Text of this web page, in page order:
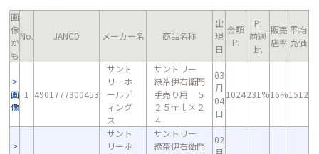
画
像
か
も
No. JANCD メーカー名 商品名称
出
現
日
金額
PI
PI
前週
比
販売
店率
平均
売価
画
像
1 4901777300453
サント
リーホ
ールデ
ィング
ス
サントリー
緑茶伊右衛門
手売り用 ５
２５ｍｌ×２
４
03
月
04
日
1024231%16%1512
サント
リーホ
サントリー
緑茶伊右衛門
02